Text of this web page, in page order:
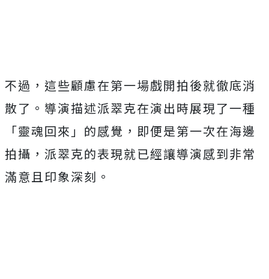
不過，這些顧慮在第一場戲開拍後就徹底消
散了。導演描述派翠克在演出時展現了一種
「靈魂回來」的感覺，即便是第一次在海邊
拍攝，派翠克的表現就已經讓導演感到非常
滿意且印象深刻。